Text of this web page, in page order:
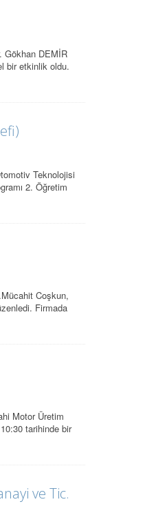
Gökhan DEMİR
bir etkinlik oldu.
Teknolojisi
2. Öğretim
Coşkun,
Firmada
Motor Üretim
tarihinde bir
ve Tic.